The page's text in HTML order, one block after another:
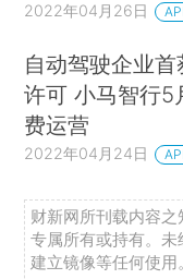
2022年04月26日
自动驾驶企业
许可 小马智行5
费运营
2022年04月24日
财新网所刊载内容
专属所有或持有。
建立镜像等任何使用。